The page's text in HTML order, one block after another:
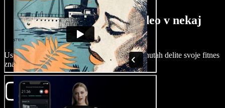
Kako ustvariti fitnes video v nekaj
minutah
Ustvarite privlačne fitnes videe in v nekaj minutah delite svoje fitnes
znanje s pomočjo Speechify Studio.